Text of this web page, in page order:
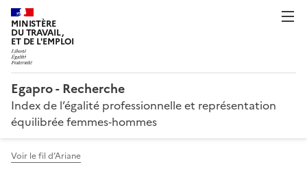
MINISTÈRE
DU TRAVAIL,
ET DE L'EMPLOI
Egapro - Recherche
Index de l’égalité professionnelle et représentation
équilibrée femmes‑hommes
Voir le fil d’Ariane